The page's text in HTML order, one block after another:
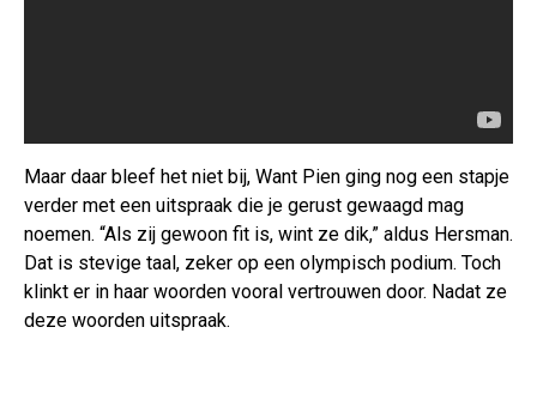
Maar daar bleef het niet bij, Want Pien ging nog een stapje
verder met een uitspraak die je gerust gewaagd mag
noemen. “Als zij gewoon fit is, wint ze dik,” aldus Hersman.
Dat is stevige taal, zeker op een olympisch podium. Toch
klinkt er in haar woorden vooral vertrouwen door. Nadat ze
deze woorden uitspraak.